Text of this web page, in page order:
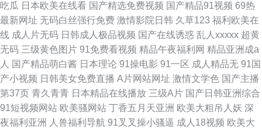
吃瓜 日本欧美在线看 国产精选免费视频 国产精品91视频 69热
最新网址 无码白丝强行免费 激情影院日韩 久草123 福利欧美在
线 成人片无码 日韩成人极品视频 国产在线诱惑 乱人xxxxx 超黄
无码 三级黄色图片 91免费看视频 精品午夜福利网 精品亚洲成a
人 国产精品萌白酱 日本理论 91操电影 91一区 成人精品无 91国
产小视频 日韩美女免费直播 A片网站网址 激情文学色 国产主播
第37页 青久青青 日本精品在线播放 三级A片 国产日韩亚洲综合
91短视频网站 欧美骚网站 丁香五月天亚洲 欧美大粗吊人妖 深
夜福利亚洲
人兽福利导航 91叉叉操小骚逼 成人18视频 欧美大